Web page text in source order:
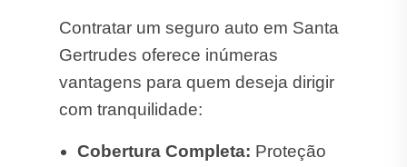
Contratar um seguro auto em Santa
Gertrudes oferece inúmeras
vantagens para quem deseja dirigir
com tranquilidade:
Cobertura Completa: Proteção